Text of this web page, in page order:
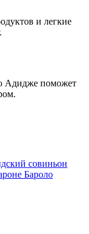
и легкие
Адидже поможет
совиньон
Бароло